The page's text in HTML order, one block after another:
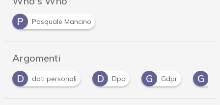
P
Pasquale Mancino
Argomenti
D
Dpo G Gdpr G guida P Privacy